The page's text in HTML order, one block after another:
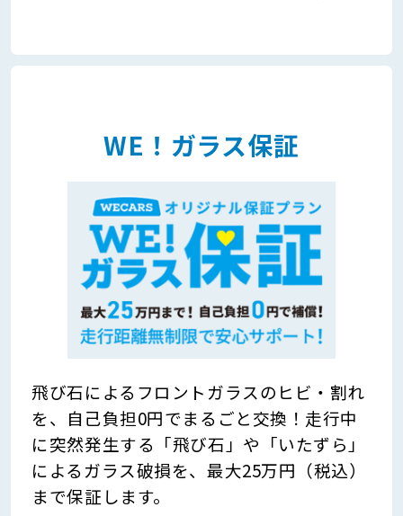
WE！ガラス保証
飛び石によるフロントガラスのヒビ・割れ
を、自己負担0円でまるごと交換！走行中
に突然発生する「飛び石」や「いたずら」
によるガラス破損を、最大25万円（税込）
まで保証します。